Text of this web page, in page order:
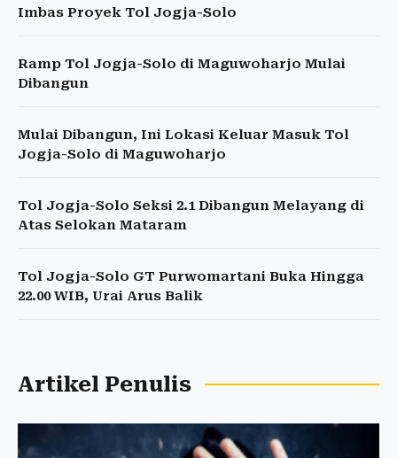
Imbas Proyek Tol Jogja-Solo
Ramp Tol Jogja-Solo di Maguwoharjo Mulai
Dibangun
Mulai Dibangun, Ini Lokasi Keluar Masuk Tol
Jogja-Solo di Maguwoharjo
Tol Jogja-Solo Seksi 2.1 Dibangun Melayang di
Atas Selokan Mataram
Tol Jogja-Solo GT Purwomartani Buka Hingga
22.00 WIB, Urai Arus Balik
Artikel Penulis